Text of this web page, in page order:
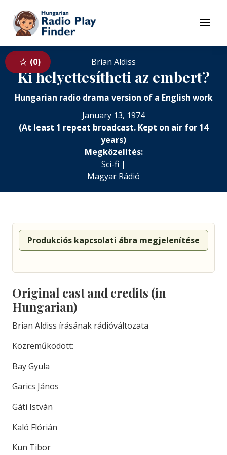
To contents
Menu
0 Brian Aldiss
Ki helyettesítheti az embert?
Hungarian radio drama version of a English work
January 13, 1974
(At least 1 repeat broadcast. Kept on air for 14
years)
Megközelítés:
Sci-fi |
Magyar Rádió
Produkciós kapcsolati ábra megjelenítése
Original cast and credits (in
Hungarian)
Brian Aldiss írásának rádióváltozata
Közreműködött:
Bay Gyula
Garics János
Gáti István
Kaló Flórián
Kun Tibor